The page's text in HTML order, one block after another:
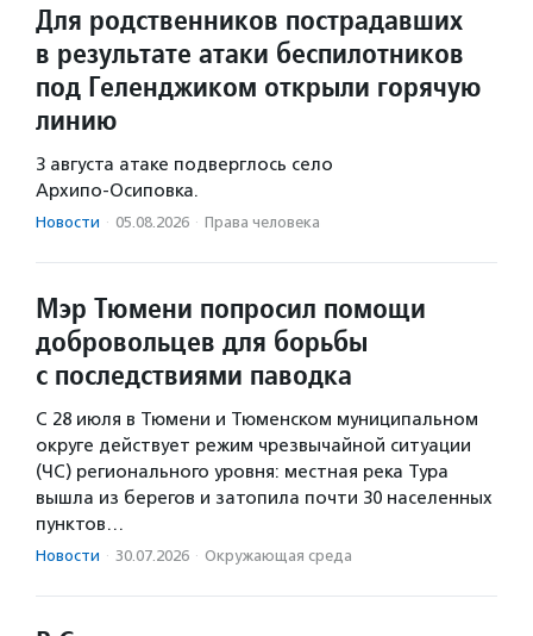
Для родственников пострадавших
в результате атаки беспилотников
под Геленджиком открыли горячую
линию
3 августа атаке подверглось село
Архипо‑Осиповка.
Новости · 05.08.2026 · Права человека
Мэр Тюмени попросил помощи
добровольцев для борьбы
с последствиями паводка
С 28 июля в Тюмени и Тюменском муниципальном
округе действует режим чрезвычайной ситуации
(ЧС) регионального уровня: местная река Тура
вышла из берегов и затопила почти 30 населенных
пунктов…
Новости · 30.07.2026 · Окружающая среда